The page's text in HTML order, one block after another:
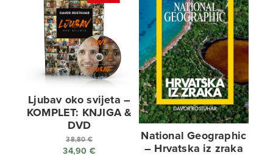
Ljubav oko svijeta –
KOMPLET: KNJIGA &
DVD
38,80€
34,90 €
National Geographic
– Hrvatska iz zraka